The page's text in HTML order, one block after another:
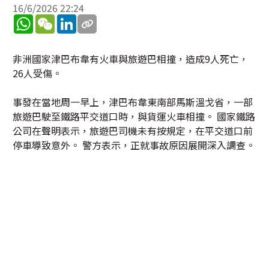
16/6/2026 22:24
WhatsApp
WeChatLinkedIn
非洲國家津巴布韋有火車與旅遊巴相撞，造成9人死亡，
26人受傷。
事發在當地周一早上，津巴布韋東南部馬斯溫戈省，一部
旅遊巴駛至鐵路平交道口時，與貨運火車相撞。 國家鐵路
公司在聲明表示，旅遊巴司機未有按規定，在平交道口前
停車導致意外。 警方表示，正就事故原因展開深入調查。